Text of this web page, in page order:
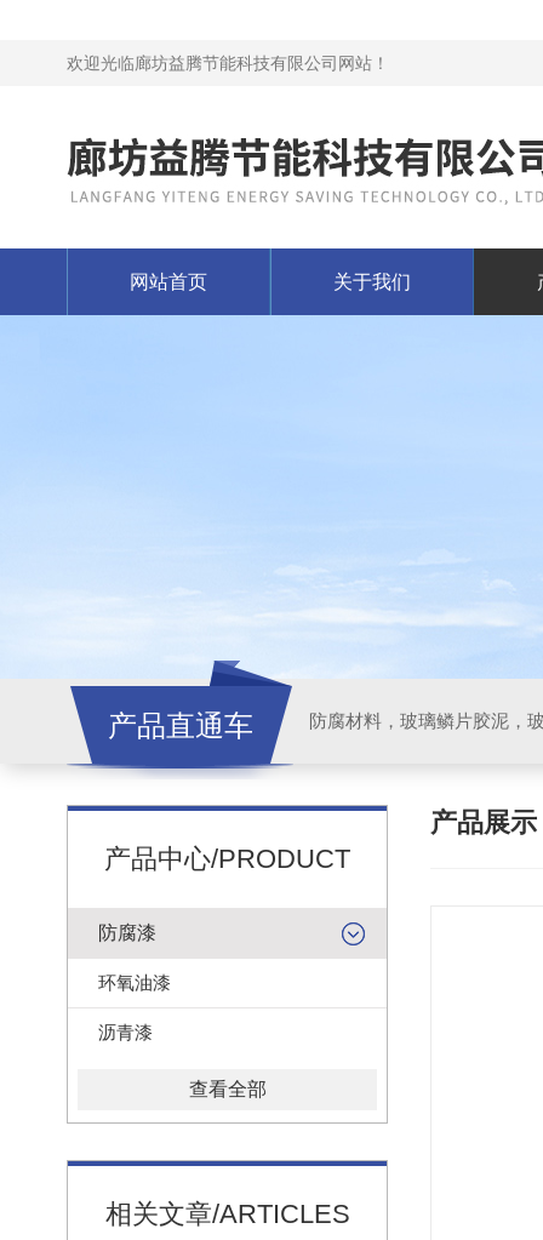
欢迎光临廊坊益腾节能科技有限公司网站！
网站首页 关于我们
产品直通车
产品中心/PRODUCT
防腐漆
环氧油漆
沥青漆
查看全部
相关文章/ARTICLES
产品展示